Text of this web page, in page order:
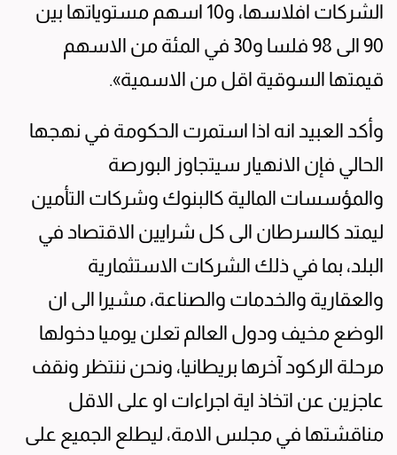
الشركات افلاسها، و10 اسهم مستوياتها بين
90 الى 98 فلسا و30 في المئة من الاسهم
قيمتها السوقية اقل من الاسمية».
وأكد العبيد انه اذا استمرت الحكومة في نهجها
الحالي فإن الانهيار سيتجاوز البورصة
والمؤسسات المالية كالبنوك وشركات التأمين
ليمتد كالسرطان الى كل شرايين الاقتصاد في
البلد، بما في ذلك الشركات الاستثمارية
والعقارية والخدمات والصناعة، مشيرا الى ان
الوضع مخيف ودول العالم تعلن يوميا دخولها
مرحلة الركود آخرها بريطانيا، ونحن ننتظر ونقف
عاجزين عن اتخاذ اية اجراءات او على الاقل
مناقشتها في مجلس الامة، ليطلع الجميع على